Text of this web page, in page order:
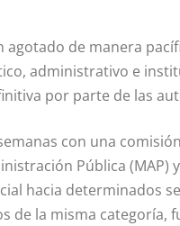
agotado de manera
administrativo e
por parte de las
con una
Pública (MAP)
hacia determinados
de la misma categoría,